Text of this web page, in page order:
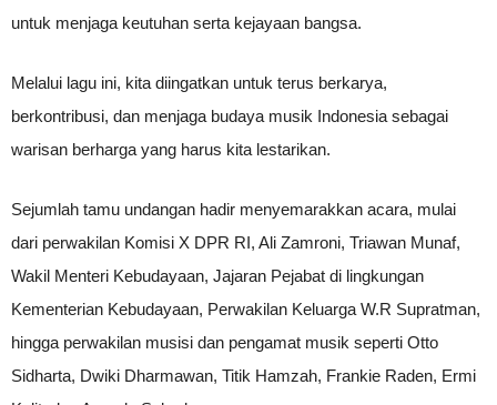
untuk menjaga keutuhan serta kejayaan bangsa.
Melalui lagu ini, kita diingatkan untuk terus berkarya,
berkontribusi, dan menjaga budaya musik Indonesia sebagai
warisan berharga yang harus kita lestarikan.
Sejumlah tamu undangan hadir menyemarakkan acara, mulai
dari perwakilan Komisi X DPR RI, Ali Zamroni, Triawan Munaf,
Wakil Menteri Kebudayaan, Jajaran Pejabat di lingkungan
Kementerian Kebudayaan, Perwakilan Keluarga W.R Supratman,
hingga perwakilan musisi dan pengamat musik seperti Otto
Sidharta, Dwiki Dharmawan, Titik Hamzah, Frankie Raden, Ermi